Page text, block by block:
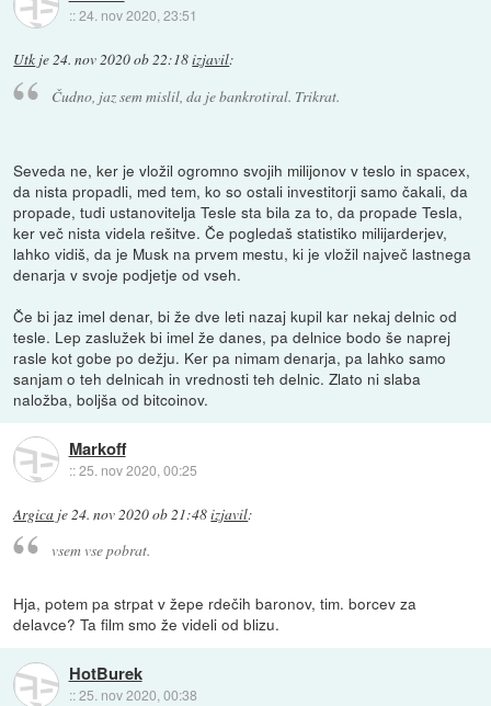
::24. nov 2020, 23:51
Utk je24. nov 2020 ob 22:18izjavil:
Čudno, jaz sem mislil, da je bankrotiral. Trikrat.
Seveda ne, ker je vložil ogromno svojih milijonov v teslo in spacex,
da nista propadli, med tem, ko so ostali investitorji samo čakali, da
propade, tudi ustanovitelja Tesle sta bila za to, da propade Tesla,
ker več nista videla rešitve. Če pogledaš statistiko milijarderjev,
lahko vidiš, da je Musk na prvem mestu, ki je vložil največ lastnega
denarja v svoje podjetje od vseh.
Če bi jaz imel denar, bi že dve leti nazaj kupil kar nekaj delnic od
tesle. Lep zaslužek bi imel že danes, pa delnice bodo še naprej
rasle kot gobe po dežju. Ker pa nimam denarja, pa lahko samo
sanjam o teh delnicah in vrednosti teh delnic. Zlato ni slaba
naložba, boljša od bitcoinov.
Markoff
::25. nov 2020, 00:25
Argica je 24. nov 2020 ob 21:48izjavil:
vsem vse pobrat.
Hja, potem pa strpat v žepe rdečih baronov, tim. borcev za
delavce? Ta film smo že videli od blizu.
HotBurek
::25. nov 2020, 00:38